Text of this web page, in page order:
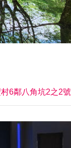
6鄰八角坑2之2號